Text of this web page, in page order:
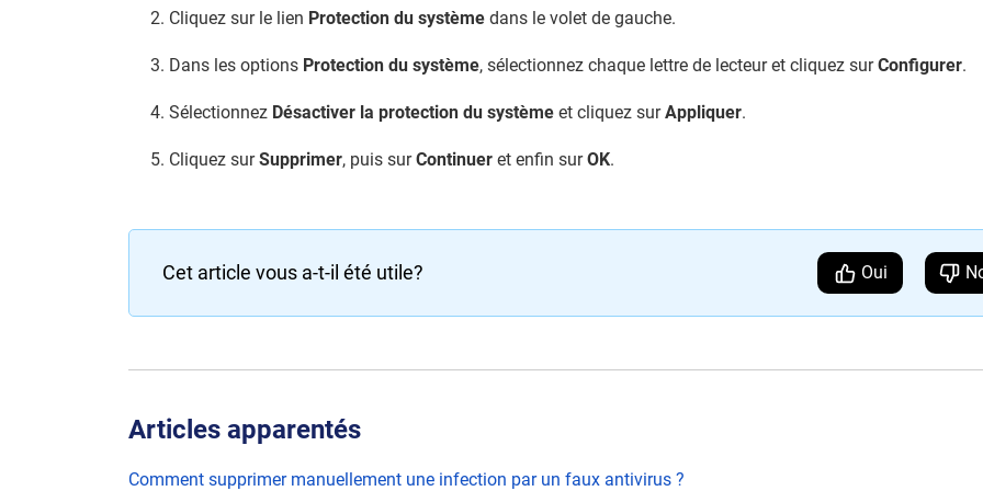
2. Cliquez sur le lien Protection du système dans le volet de gauche.
3. Dans les options Protection du système, sélectionnez chaque lettre de lecteur et cliquez surConfigurer.
4. Sélectionnez Désactiver la protection du système et cliquez surAppliquer.
5. Cliquez surSupprimer, puis surContinuer et enfin surOK.
Cet article vous a-t-il été utile? Oui
Articles apparentés
Comment supprimer manuellement une infection par un faux antivirus ?